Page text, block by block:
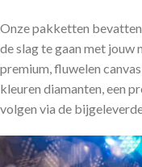
Onze pakketten
de slag te gaan met jouw
premium, fluwelen
kleuren diamanten, een
volgen via de